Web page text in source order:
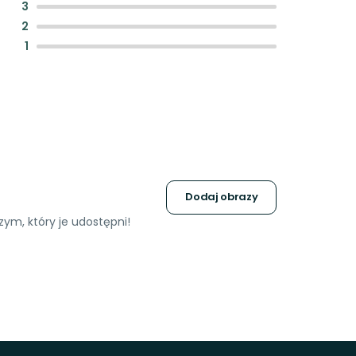
3
2
1
Dodaj obrazy
który je udostępni!